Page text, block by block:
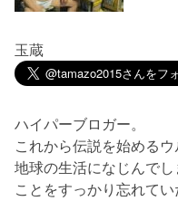
玉蔵
ハイパーブロガー。
これから伝説を始めるウ
地球の生活になじんで
ことをすっかり忘れてい